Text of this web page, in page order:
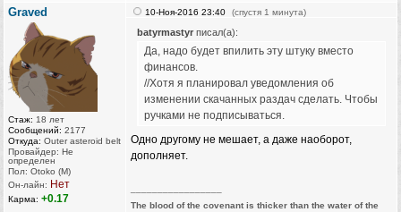
Graved
Стаж: 18 лет
Сообщений: 2177
Откуда: Outer asteroid belt
Провайдер: Не
определен
Пол: Otoko (M)
Он-лайн: Нет
Карма: +0.17
10-Ноя-2016 23:40 (спустя 1 минута)
batyrmastyr писал(а):
Да, надо будет впилить эту штуку вместо
финансов.
//Хотя я планировал уведомления об
изменении скачанных раздач сделать. Чтобы
ручками не подписываться.
Одно другому не мешает, а даже наоборот,
дополняет.
The blood of the covenant is thicker than the water of the